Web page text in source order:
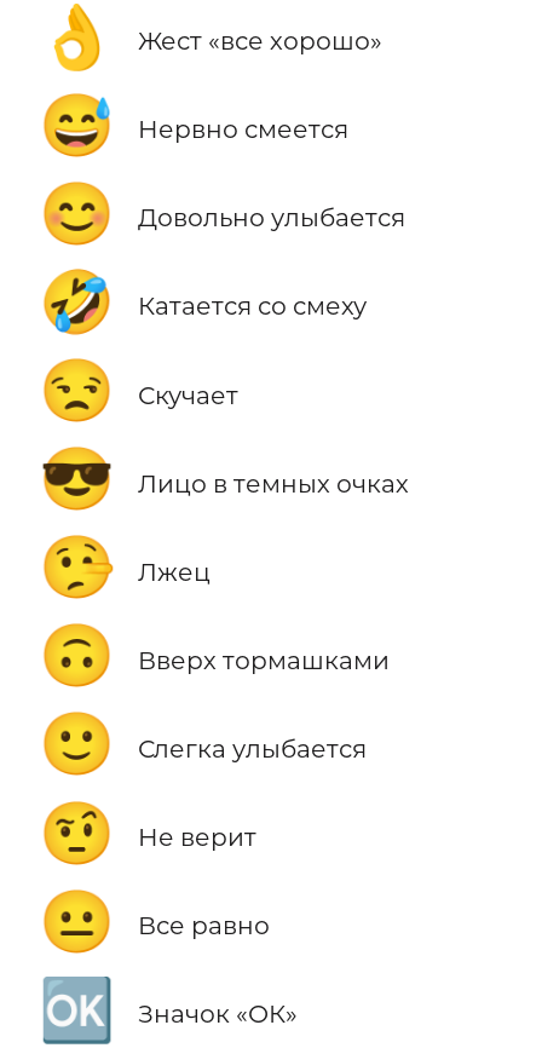
👌 Жест «все хорошо»
😅 Нервно смеется
😊 Довольно улыбается
🤣 Катается со смеху
😒 Скучает
😎 Лицо в темных очках
🤥 Лжец
🙃 Вверх тормашками
🙂 Слегка улыбается
🤨 Не верит
😐 Все равно
🆗 Значок «ОК»